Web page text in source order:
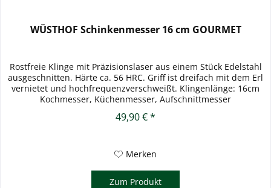
WÜSTHOF Schinkenmesser 16 cm GOURMET
Rostfreie Klinge mit Präzisionslaser aus einem Stück Edelstahl
ausgeschnitten. Härte ca. 56 HRC. Griff ist dreifach mit dem Erl
vernietet und hochfrequenzverschweißt. Klingenlänge: 16cm
Kochmesser, Küchenmesser, Aufschnittmesser
49,90 € *
Merken
Zum Produkt